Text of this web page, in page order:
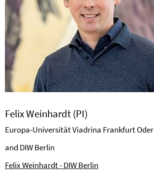
Felix Weinhardt (PI)
Europa-Universität Viadrina Frankfurt Oder
and DIW Berlin
Felix Weinhardt - DIW Berlin